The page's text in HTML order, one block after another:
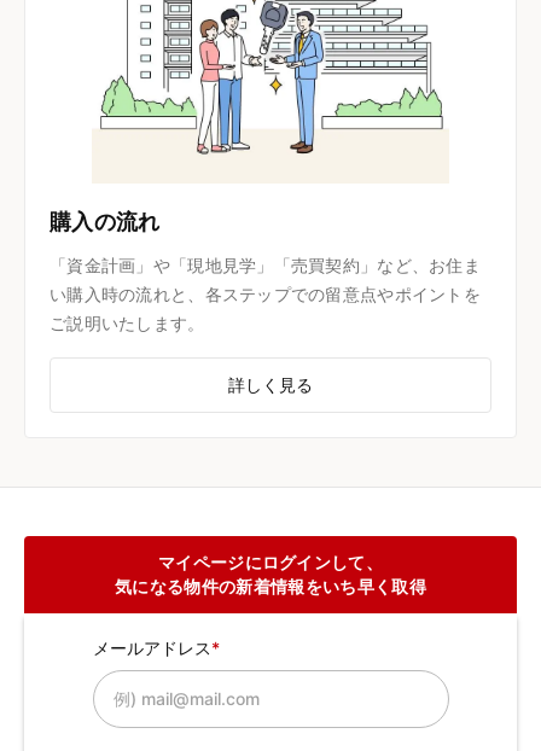
購入の流れ
「資金計画」や「現地見学」「売買契約」など、お住ま
い購入時の流れと、各ステップでの留意点やポイントを
ご説明いたします。
詳しく見る
マイページにログインして、
気になる物件の新着情報をいち早く取得
メールアドレス